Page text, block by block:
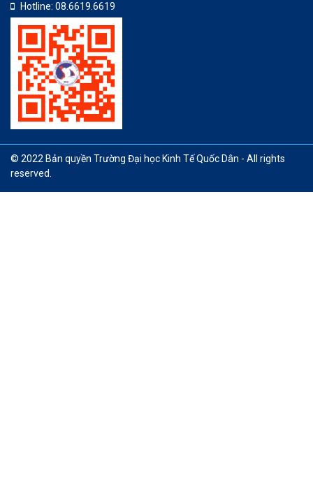
Hotline: 08.6619.6619
© 2022 Bản quyền Trường Đại học Kinh Tế Quốc Dân - All rights
reserved.